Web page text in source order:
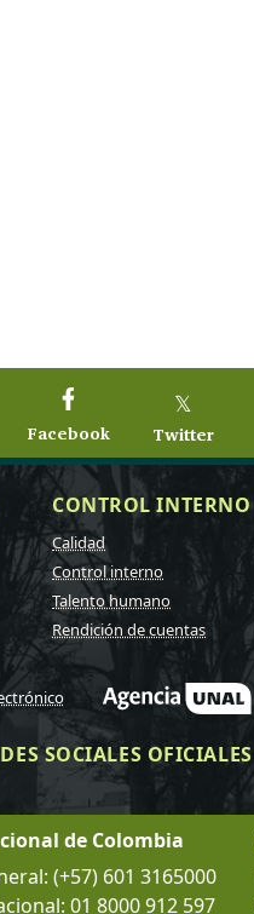
Facebook
𝕏
Twitter
CONTROL INTERNO
Calidad
Control interno
Talento humano
Rendición de cuentas
SOCIALES OFICIALES
de Colombia
(+57) 601 3165000
01 8000 912 597